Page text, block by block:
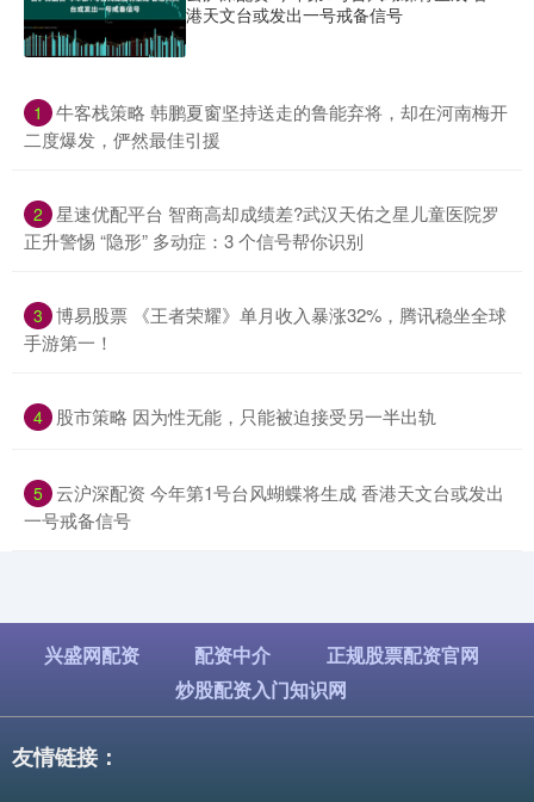
港天文台或发出一号戒备信号
1
​牛客栈策略 韩鹏夏窗坚持送走的鲁能弃将，却在河南梅开
二度爆发，俨然最佳引援
2 ​星速优配平台 智商高却成绩差?武汉天佑之星儿童医院罗
正升警惕 “隐形” 多动症：3 个信号帮你识别
3 ​博易股票 《王者荣耀》单月收入暴涨32%，腾讯稳坐全球
手游第一！
4 ​股市策略 因为性无能，只能被迫接受另一半出轨
5 ​云沪深配资 今年第1号台风蝴蝶将生成 香港天文台或发出
一号戒备信号
兴盛网配资 配资中介
正规股票配资官网
炒股配资入门知识网
友情链接：